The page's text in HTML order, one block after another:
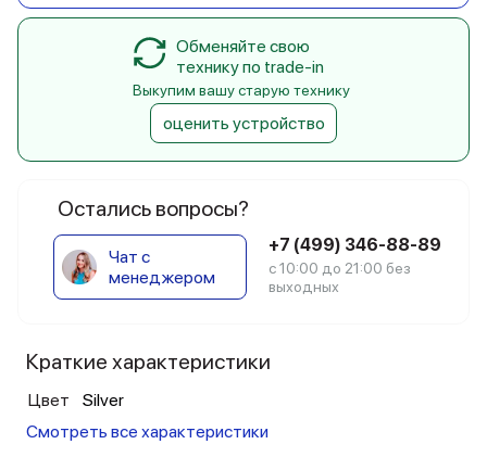
Остались вопросы?
Чат с
менеджером
+7 (499) 346-88-89
с 10:00 до 21:00 без
выходных
Краткие характеристики
Цвет
Silver
Смотреть все характеристики
Обменяйте свою
технику по trade-in
Выкупим вашу старую технику
оценить устройство